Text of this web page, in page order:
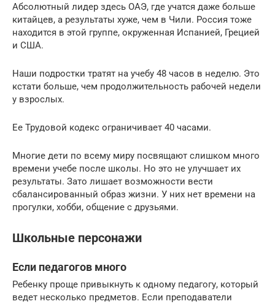
Абсолютный лидер здесь ОАЭ, где учатся даже больше
китайцев, а результаты хуже, чем в Чили. Россия тоже
находится в этой группе, окруженная Испанией, Грецией
и США.
Наши подростки тратят на учебу 48 часов в неделю. Это
кстати больше, чем продолжительность рабочей недели
у взрослых.
Ее Трудовой кодекс ограничивает 40 часами.
Многие дети по всему миру посвящают слишком много
времени учебе после школы. Но это не улучшает их
результаты. Зато лишает возможности вести
сбалансированный образ жизни. У них нет времени на
прогулки, хобби, общение с друзьями.
Школьные персонажи
Если педагогов много
Ребенку проще привыкнуть к одному педагогу, который
ведет несколько предметов. Если преподаватели